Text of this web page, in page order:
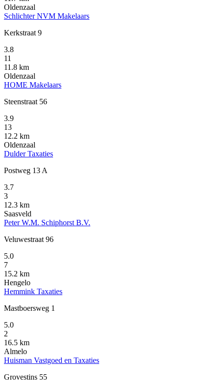
Oldenzaal
Schlichter NVM Makelaars
Kerkstraat 9
3.8
11
11.8 km
Oldenzaal
HOME Makelaars
Steenstraat 56
3.9
13
12.2 km
Oldenzaal
Dulder Taxaties
Postweg 13 A
3.7
3
12.3 km
Saasveld
Peter W.M. Schiphorst B.V.
Veluwestraat 96
5.0
7
15.2 km
Hengelo
Hemmink Taxaties
Mastboersweg 1
5.0
2
16.5 km
Almelo
Huisman Vastgoed en Taxaties
Grovestins 55